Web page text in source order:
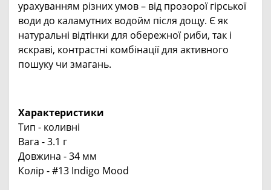
урахуванням різних умов – від прозорої гірської
води до каламутних водойм після дощу. Є як
натуральні відтінки для обережної риби, так і
яскраві, контрастні комбінації для активного
пошуку чи змагань.
Характеристики
Тип - коливні
Вага - 3.1 г
Довжина - 34 мм
Колір - #13 Indigo Mood